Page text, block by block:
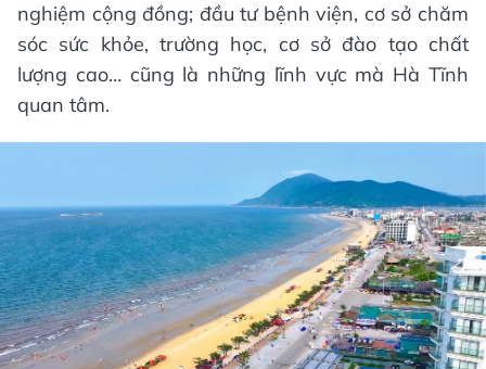
nghiệm cộng đồng; đầu tư bệnh viện, cơ sở chăm
sóc sức khỏe, trường học, cơ sở đào tạo chất
lượng cao… cũng là những lĩnh vực mà Hà Tĩnh
quan tâm.